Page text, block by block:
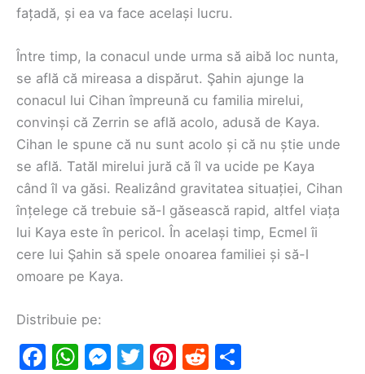
fațadă, și ea va face același lucru.
Între timp, la conacul unde urma să aibă loc nunta,
se află că mireasa a dispărut. Şahin ajunge la
conacul lui Cihan împreună cu familia mirelui,
convinși că Zerrin se află acolo, adusă de Kaya.
Cihan le spune că nu sunt acolo și că nu știe unde
se află. Tatăl mirelui jură că îl va ucide pe Kaya
când îl va găsi. Realizând gravitatea situației, Cihan
înțelege că trebuie să-l găsească rapid, altfel viața
lui Kaya este în pericol. În același timp, Ecmel îi
cere lui Şahin să spele onoarea familiei și să-l
omoare pe Kaya.
Distribuie pe:
F
W M T
Pi R